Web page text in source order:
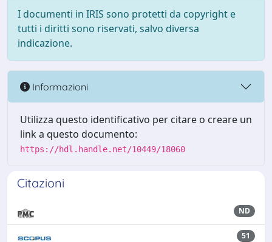
I documenti in IRIS sono protetti da copyright e
tutti i diritti sono riservati, salvo diversa
indicazione.
Informazioni
Utilizza questo identificativo per citare o creare un
link a questo documento:
https://hdl.handle.net/10449/18060
Citazioni
ND
51